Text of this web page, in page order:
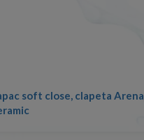
soft close, clapeta Arena